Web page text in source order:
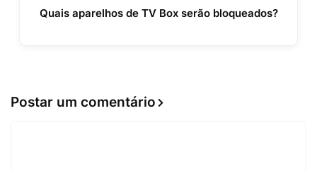
Quais aparelhos de TV Box serão bloqueados?
Postar um comentário